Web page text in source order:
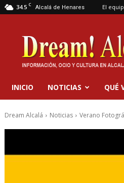
34.5 C Alcalá de Henares El
Dream
Alcalá
INICIO NOTICIAS QUÉ
Dream Alcalá Noticias Verano